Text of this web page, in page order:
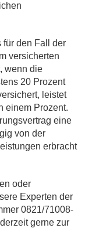
für den Fall der
versicherten
wenn die
20 Prozent
leistet
einem Prozent.
eine
von der
erbracht
oder
Experten der
0821/71008-
gerne zur